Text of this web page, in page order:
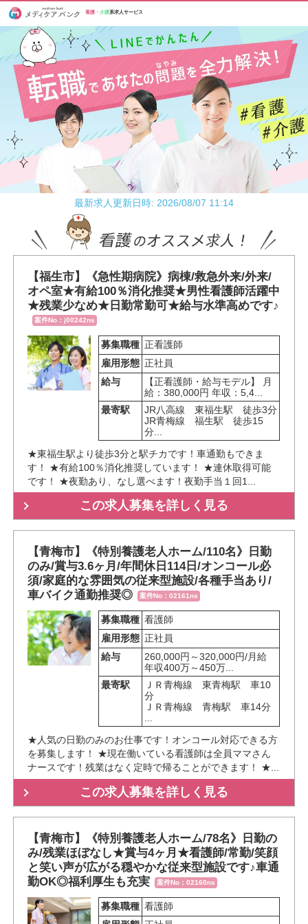
看護・介護系求人サービス
最新求人更新日時: 2026/08/07 11:14
【福生市】《急性期病院》病棟/救急外来/外来/
オペ室★有給100％消化推奨★男性看護師活躍中
★残業少なめ★日勤常勤可★給与水準高めです♪
案件No：j00242ns
募集職種 正看護師
雇用形態 正社員
給与
【正看護師・給与モデル】 月
給：380,000円 年収：5,4...
最寄駅
JR八高線　東福生駅　徒歩3分
JR青梅線　福生駅　徒歩15
分...
★東福生駅より徒歩3分と駅チカです！車通勤もできま
す！ ★有給100％消化推奨しています！ ★連休取得可能
です！ ★夜勤あり、なし選べます！夜勤手当１回1...
この求人募集を詳しく見る
【青梅市】《特別養護老人ホーム/110名》日勤
のみ/賞与3.6ヶ月/年間休日114日/オンコール必
須/家庭的な雰囲気の従来型施設/各種手当あり/
車バイク通勤推奨◎
案件No：02161ns
募集職種 看護師
雇用形態 正社員
給与
260,000円～320,000円/月給
年収400万～450万...
最寄駅
ＪＲ青梅線　東青梅駅　車10
分
ＪＲ青梅線　青梅駅　車14分
...
★人気の日勤のみのお仕事です！オンコール対応できる方
を募集します！ ★現在働いている看護師は全員ママさん
ナースです！残業はなく定時で帰ることができます！ ★...
この求人募集を詳しく見る
【青梅市】《特別養護老人ホーム/78名》日勤の
み/残業ほぼなし★賞与4ヶ月★看護師/常勤/笑顔
と笑い声が広がる穏やかな従来型施設です♪車通
勤OK◎福利厚生も充実
案件No：02160ns
募集職種 看護師